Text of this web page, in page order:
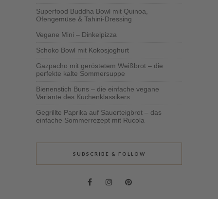
Superfood Buddha Bowl mit Quinoa,
Ofengemüse & Tahini-Dressing
Vegane Mini – Dinkelpizza
Schoko Bowl mit Kokosjoghurt
Gazpacho mit geröstetem Weißbrot – die
perfekte kalte Sommersuppe
Bienenstich Buns – die einfache vegane
Variante des Kuchenklassikers
Gegrillte Paprika auf Sauerteigbrot – das
einfache Sommerrezept mit Rucola
SUBSCRIBE & FOLLOW